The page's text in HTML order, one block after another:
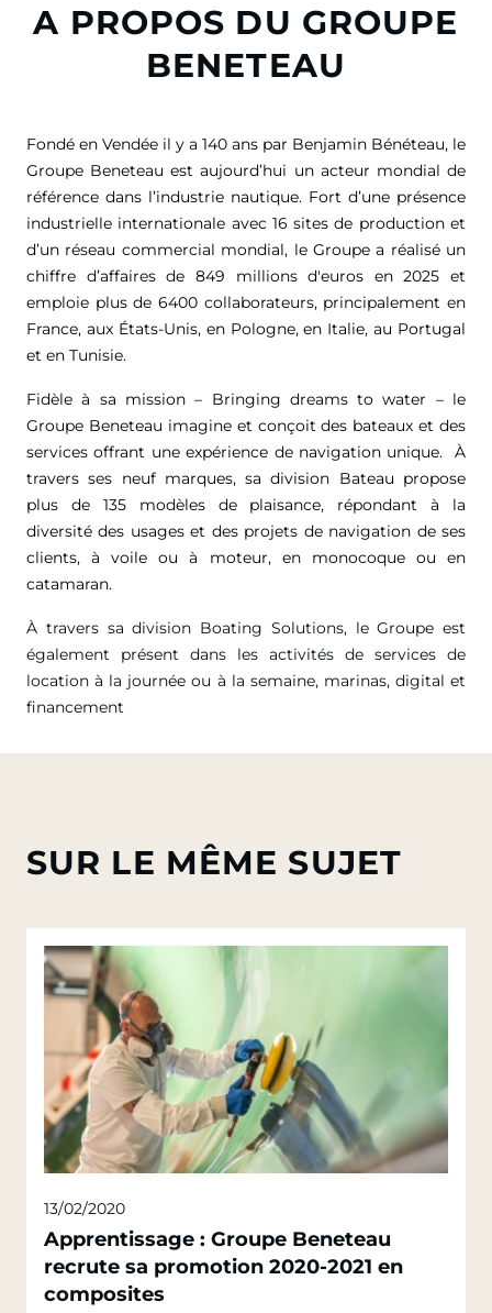
A PROPOS DU GROUPE
BENETEAU
Fondé en Vendée il y a 140 ans par Benjamin Bénéteau, le
Groupe Beneteau est aujourd’hui un acteur mondial de
référence dans l’industrie nautique. Fort d’une présence
industrielle internationale avec 16 sites de production et
d’un réseau commercial mondial, le Groupe a réalisé un
chiffre d’affaires de 849 millions d'euros en 2025 et
emploie plus de 6400 collaborateurs, principalement en
France, aux États-Unis, en Pologne, en Italie, au Portugal
et en Tunisie.
Fidèle à sa mission – Bringing dreams to water – le
Groupe Beneteau imagine et conçoit des bateaux et des
services offrant une expérience de navigation unique. À
travers ses neuf marques, sa division Bateau propose
plus de 135 modèles de plaisance, répondant à la
diversité des usages et des projets de navigation de ses
clients, à voile ou à moteur, en monocoque ou en
catamaran.
À travers sa division Boating Solutions, le Groupe est
également présent dans les activités de services de
location à la journée ou à la semaine, marinas, digital et
financement
SUR LE MÊME SUJET
13/02/2020
Apprentissage : Groupe Beneteau
recrute sa promotion 2020-2021 en
composites